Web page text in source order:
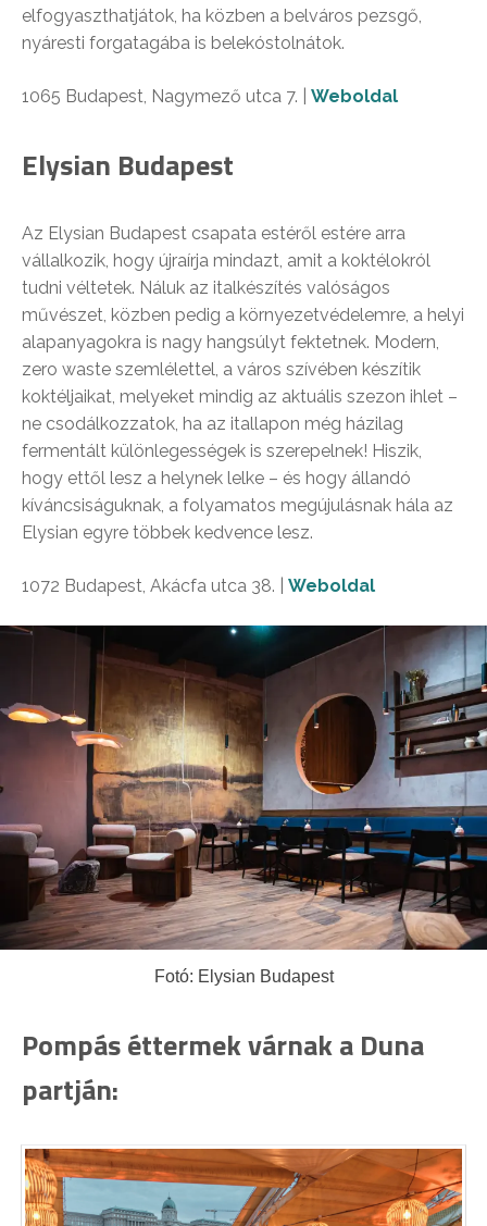
elfogyaszthatjátok, ha közben a belváros pezsgő,
nyáresti forgatagába is belekóstolnátok.
1065 Budapest, Nagymező utca 7. | Weboldal
Elysian Budapest
Az Elysian Budapest csapata estéről estére arra
vállalkozik, hogy újraírja mindazt, amit a koktélokról
tudni véltetek. Náluk az italkészítés valóságos
művészet, közben pedig a környezetvédelemre, a helyi
alapanyagokra is nagy hangsúlyt fektetnek. Modern,
zero waste szemlélettel, a város szívében készítik
koktéljaikat, melyeket mindig az aktuális szezon ihlet –
ne csodálkozzatok, ha az itallapon még házilag
fermentált különlegességek is szerepelnek! Hiszik,
hogy ettől lesz a helynek lelke – és hogy állandó
kíváncsiságuknak, a folyamatos megújulásnak hála az
Elysian egyre többek kedvence lesz.
1072 Budapest, Akácfa utca 38. | Weboldal
Fotó: Elysian Budapest
Pompás éttermek várnak a Duna
partján: